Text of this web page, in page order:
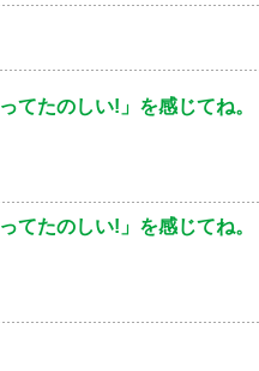
てたのしい!」を感じてね。
てたのしい!」を感じてね。